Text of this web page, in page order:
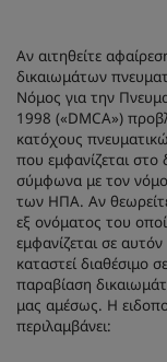
Radisson Individuals
Park Plaza
Prize by Radisson
Νέα και
Λύσεις
Δείτε τα πακέτα
Διαμονές για
Επαγγελματίας
Ξενοδοχεία στο
Επισκεφτείτε το
Υπεύθυνοι
συναντήσεων
Αν αιτηθείτε
δικαιωμάτων
Νόμος για την
1998 («DMCA»)
κατόχους
που εμφανίζεται στο
σύμφωνα με τον νόμο
των ΗΠΑ. Αν
εξ ονόματος του
εμφανίζεται σε
καταστεί διαθέσιμο
παραβίαση
μας αμέσως. Η
περιλαμβάνει: